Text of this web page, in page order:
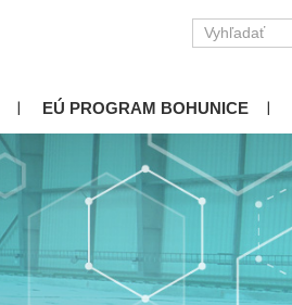
EÚ PROGRAM BOHUNICE